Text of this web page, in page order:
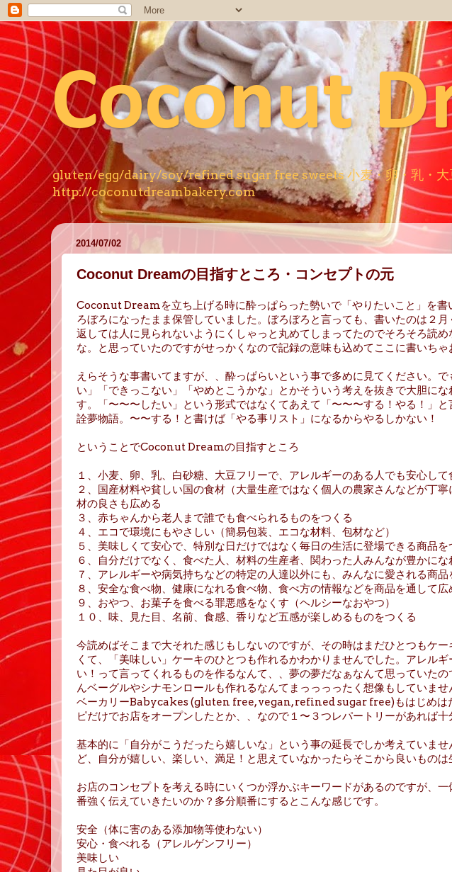
Coconut
gluten/egg/dairy/soy/refined sugar free sweets 小麦・卵・乳・大
http://coconutdreambakery.com
2014/07/02
Coconut Dreamの目指すところ・コンセプトの元
Coconut Dreamを立ち上げる時に酔っぱらった勢いで「やりたいこと」を書
ろぼろになったまま保管していました。ぼろぼろと言っても、書いたのは２
返しては人に見られないようにくしゃっと丸めてしまってたのでそろそろ読
な。と思っていたのですがせっかくなので記録の意味も込めてここに書いちゃ
えらそうな事書いてますが、、酔っぱらいという事で多めに見てください。
い」「できっこない」「やめとこうかな」とかそういう考えを抜きで大胆に
す。「〜〜〜したい」という形式ではなくてあえて「〜〜〜する！やる！」
詮夢物語。〜〜する！と書けば「やる事リスト」になるからやるしかない！
ということでCoconut Dreamの目指すところ
１、小麦、卵、乳、白砂糖、大豆フリーで、アレルギーのある人でも安心し
２、国産材料や貧しい国の食材（大量生産ではなく個人の農家さんなどが丁
材の良さも広める
３、赤ちゃんから老人まで誰でも食べられるものをつくる
４、エコで環境にもやさしい（簡易包装、エコな材料、包材など）
５、美味しくて安心で、特別な日だけではなく毎日の生活に登場できる商品を
６、自分だけでなく、食べた人、材料の生産者、関わった人みんなが豊かにな
７、アレルギーや病気持ちなどの特定の人達以外にも、みんなに愛される商品
８、安全な食べ物、健康になれる食べ物、食べ方の情報などを商品を通して広
９、おやつ、お菓子を食べる罪悪感をなくす（ヘルシーなおやつ）
１０、味、見た目、名前、食感、香りなど五感が楽しめるものをつくる
今読めばそこまで大それた感じもしないのですが、その時はまだひとつもケ
くて、「美味しい」ケーキのひとつも作れるかわかりませんでした。アレル
い！って言ってくれるものを作るなんて、、夢の夢だなぁなんて思っていた
んベーグルやシナモンロールも作れるなんてまっっっったく想像もしていま
ベーカリーBabycakes (gluten free, vegan, refined sugar free)もはじめは
ピだけでお店をオープンしたとか、、なので１〜３つレパートリーがあれば十
基本的に「自分がこうだったら嬉しいな」という事の延長でしか考えていま
ど、自分が嬉しい、楽しい、満足！と思えていなかったらそこから良いものは
お店のコンセプトを考える時にいくつか浮かぶキーワードがあるのですが、
番強く伝えていきたいのか？多分順番にするとこんな感じです。
安全（体に害のある添加物等使わない）
安心・食べれる（アレルゲンフリー）
美味しい